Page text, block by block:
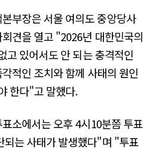
부장은 서울 여의도 중앙당사
견을 열고 "2026년 대한민국의
고 있어서도 안 되는 충격적인
적인 조치와 함께 사태의 원인
한다"고 말했다.
소에서는 오후 4시10분쯤 투표
되는 사태가 발생했다"며 "투표